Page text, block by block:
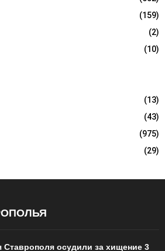
(159)
(2)
(10)
(13)
(43)
(975)
(29)
Ставрополя осудили за хищение 3